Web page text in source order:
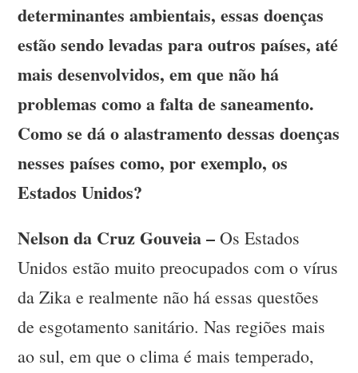
determinantes ambientais, essas doenças
estão sendo levadas para outros países, até
mais desenvolvidos, em que não há
problemas como a falta de saneamento.
Como se dá o alastramento dessas doenças
nesses países como, por exemplo, os
Estados Unidos?
Nelson da Cruz Gouveia –Os Estados
Unidos estão muito preocupados com o vírus
da Zika e realmente não há essas questões
de esgotamento sanitário. Nas regiões mais
ao sul, em que o clima é mais temperado,